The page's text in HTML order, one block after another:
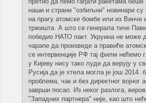
наши и страни "озбиљни" новинари
на прагу атомске бомбе или из Винче
тржишта. А што се генерала тиче
победио НАТО пакт. Укруина не може
чарапе да произведе а правиће
се интервенције РФ тај филм нећемо
у Кијеву нису тако луди да верују у
Русија да је хтела могла је још 2014.
проблема, чак и без директног војног
заврши посао. Из неког разлога,
"Западних партнера" није, као што